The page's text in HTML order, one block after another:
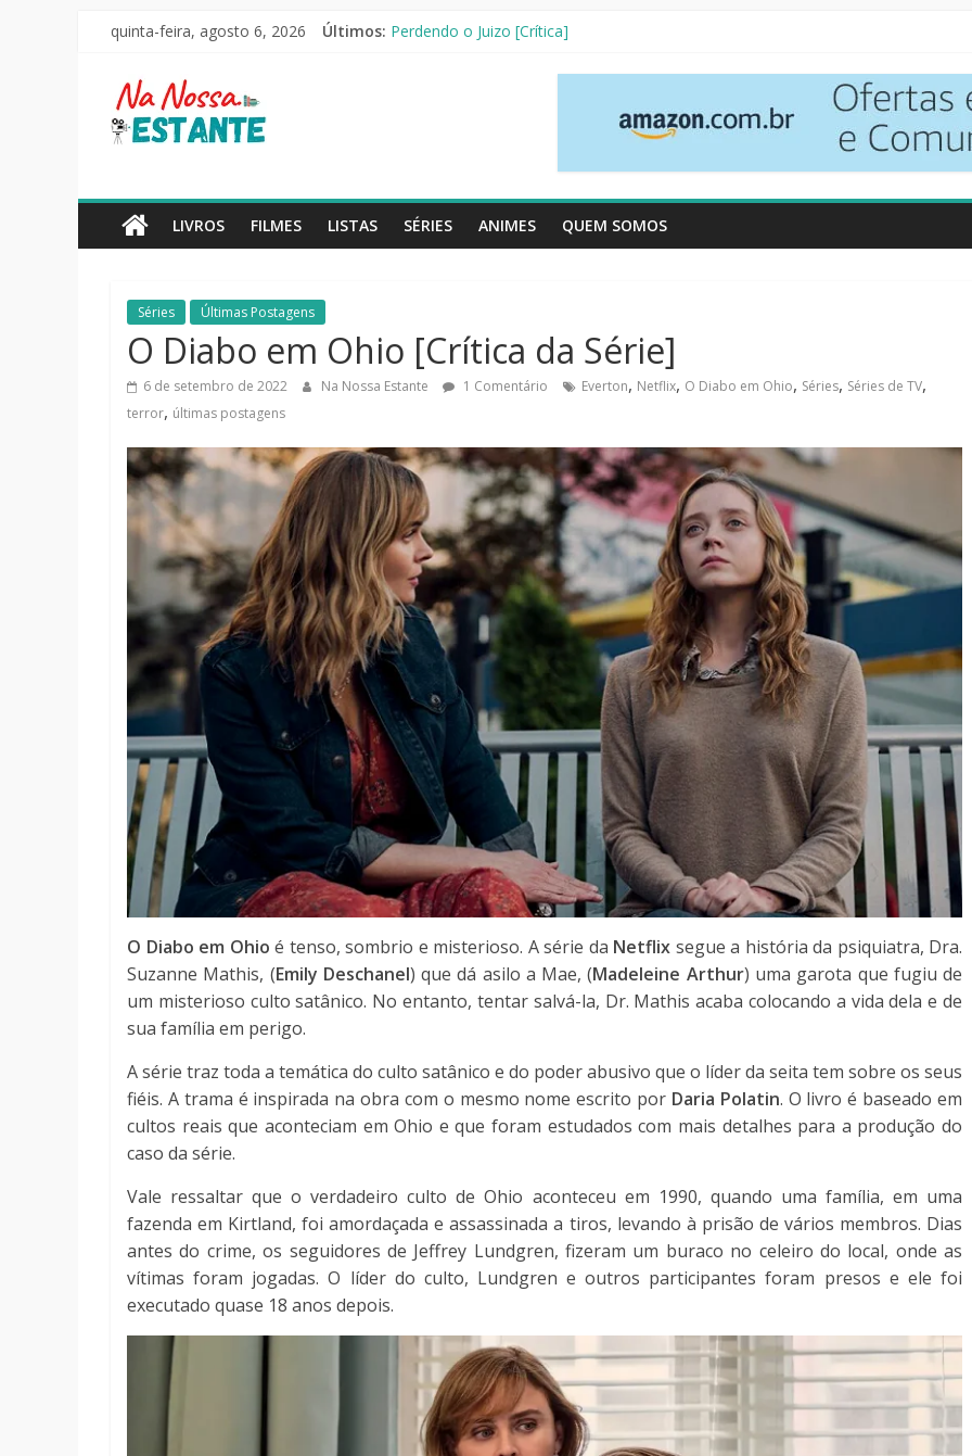
Pular
conteúdo
quinta-feira, agosto 6, 2026 Últimos: As Ovelhas Detetives [Crítica]
Slow Horses – 3ª Temporada [Crítica]
Na
Nossa
Estante
livros,
filmes,
séries
notícias
LIVROS FILMES LISTAS SÉRIES ANIMES QUEM SOMOS
Séries Últimas Postagens
O Diabo em Ohio [Crítica da Série]
6 de setembro de 2022 Na Nossa Estante 1 Comentário Everton, Netflix, O Diabo em Ohio, Séries, Séries de TV,
terror, últimas postagens
O Diabo em Ohio é tenso, sombrio e misterioso. A série da Netflix segue a história da psiquiatra, Dra.
Suzanne Mathis, (Emily Deschanel) que dá asilo a Mae, (Madeleine Arthur) uma garota que fugiu de
um misterioso culto satânico. No entanto, tentar salvá-la, Dr. Mathis acaba colocando a vida dela e de
sua família em perigo.
A série traz toda a temática do culto satânico e do poder abusivo que o líder da seita tem sobre os seus
fiéis. A trama é inspirada na obra com o mesmo nome escrito por Daria Polatin. O livro é baseado em
cultos reais que aconteciam em Ohio e que foram estudados com mais detalhes para a produção do
caso da série.
Vale ressaltar que o verdadeiro culto de Ohio aconteceu em 1990, quando uma família, em uma
fazenda em Kirtland, foi amordaçada e assassinada a tiros, levando à prisão de vários membros. Dias
antes do crime, os seguidores de Jeffrey Lundgren, fizeram um buraco no celeiro do local, onde as
vítimas foram jogadas. O líder do culto, Lundgren e outros participantes foram presos e ele foi
executado quase 18 anos depois.